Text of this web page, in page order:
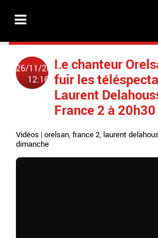
26/11/2018
12:16
Le chanteur
fuir les
Laurent
France 2 à 20h30
Vidéos |orelsan,france 2, laurent
dimanche